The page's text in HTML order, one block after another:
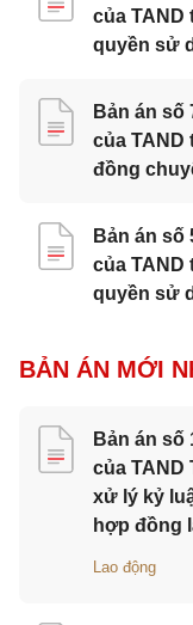
của TAND
quyền sử
Bản án số
của TAND
đồng
Bản án số
của TAND
quyền sử
BẢN ÁN MỚI
Bản án số
của TAND
xử lý kỷ
hợp đồng
Lao động